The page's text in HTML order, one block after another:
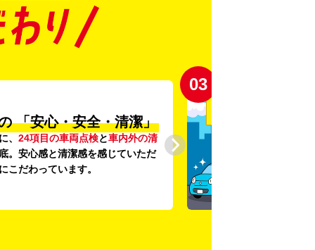
「安心・安全・清潔」
、 24項目の車両点検と車内外の清
。安心感と清潔感を感じていただ
こだわっています。
03